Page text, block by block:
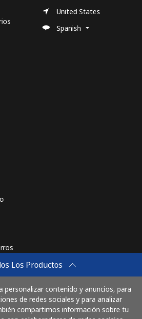
Los Productos
personalizar contenido y anuncios, para
de redes sociales y para analizar
compartimos información sobre tu
United States
Spanish